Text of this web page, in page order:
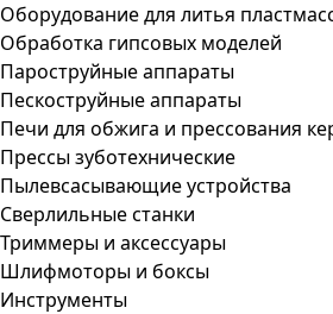
Оборудование для литья
Обработка гипсовых моделей
Пароструйные аппараты
Пескоструйные аппараты
Печи для обжига и прессования
Прессы зуботехнические
Пылевсасывающие устройства
Сверлильные станки
Триммеры и аксессуары
Шлифмоторы и боксы
Инструменты